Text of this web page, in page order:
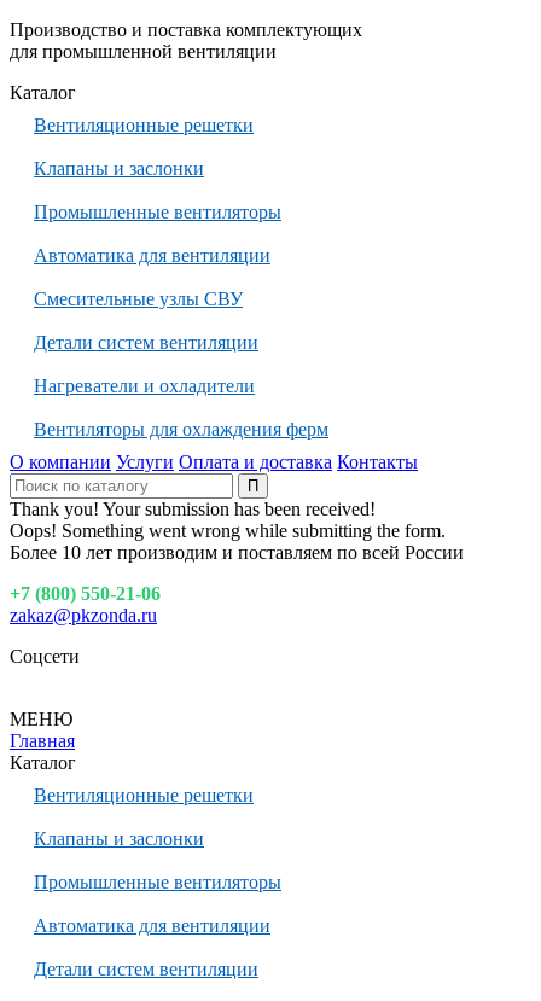
Производство и поставка комплектующих
для промышленной вентиляции
Каталог
Вентиляционные решетки
Клапаны и заслонки
Промышленные вентиляторы
Автоматика для вентиляции
Смесительные узлы СВУ
Детали систем вентиляции
Нагреватели и охладители
Вентиляторы для охлаждения ферм
О компании Услуги Оплата и доставка Контакты
Thank you! Your submission has been received!
Oops! Something went wrong while submitting the form.
Более 10 лет производим и поставляем по всей России
+7 (800) 550-21-06
zakaz@pkzonda.ru
Соцсети
МЕНЮ
Главная
Каталог
Вентиляционные решетки
Клапаны и заслонки
Промышленные вентиляторы
Автоматика для вентиляции
Детали систем вентиляции